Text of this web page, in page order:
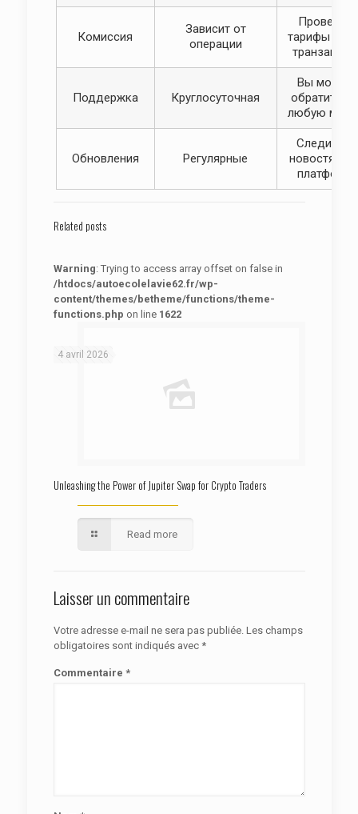
Комиссия
Зависит от
операции
Проверьте
тарифы
Поддержка Круглосуточная
Вы можете
обратиться
любую
Обновления Регулярные
Следите за
новостями
платформе
Related posts
Warning: Trying to access array offset on false in
/htdocs/autoecolelavie62.fr/wp-
content/themes/betheme/functions/theme-
functions.php on line 1622
4 avril 2026
Unleashing the Power of Jupiter Swap for Crypto Traders
Read more
Laisser un commentaire
Votre adresse e-mail ne sera pas publiée. Les champs
obligatoires sont indiqués avec *
Commentaire *